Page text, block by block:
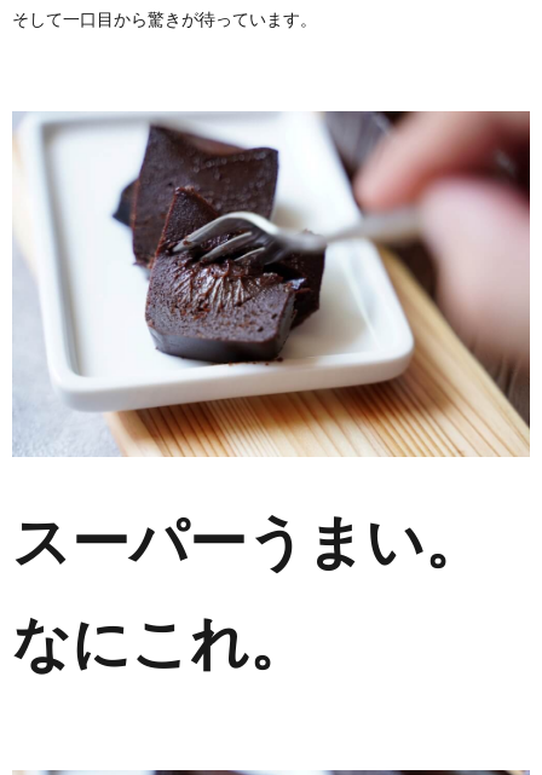
そして一口目から驚きが待っています。
スーパーうまい。
なにこれ。